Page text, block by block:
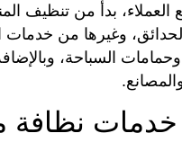
بدأً من تنظيف
وغيرها من خدمات
السباحة،
نظافة